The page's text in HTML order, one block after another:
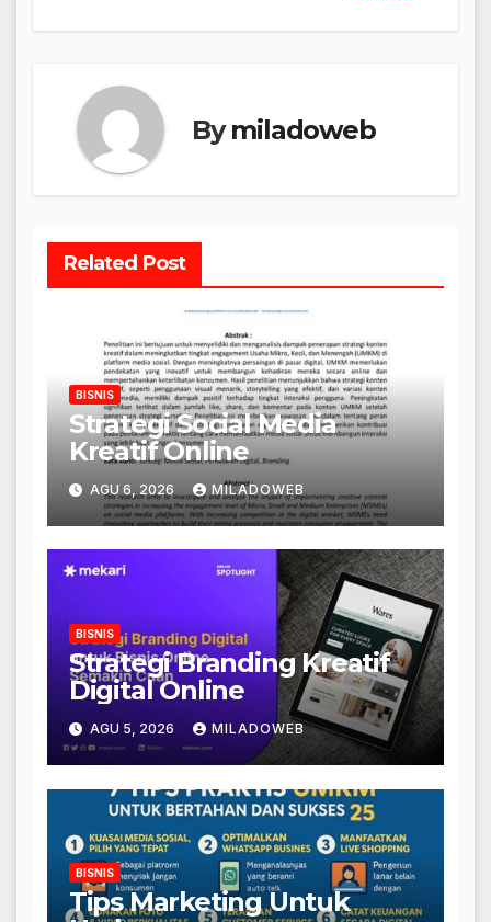
Bymiladoweb
Related Post
BISNIS
Strategi Social Media
Kreatif Online
AGU 6, 2026 MILADOWEB
BISNIS
Strategi Branding Kreatif
Digital Online
AGU 5, 2026 MILADOWEB
BISNIS
Tips Marketing Untuk